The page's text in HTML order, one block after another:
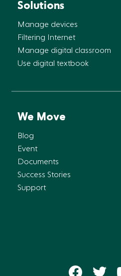
Solutions
Manage devices
Filtering Internet
Manage digital classroom
Use digital textbook
We Move
Blog
Event
Documents
Success Stories
Support